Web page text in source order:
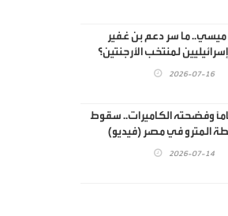
ما سر دعم بن غفير
لمنتخب الأرجنتين؟
2026-07-16
73 عاماً وفضحته الكاميرات.. سقوط
المترو في مصر (فيديو)
2026-07-14